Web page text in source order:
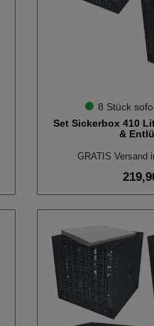
8 Stück
Set Sickerbox 410
&
GRATIS Versand